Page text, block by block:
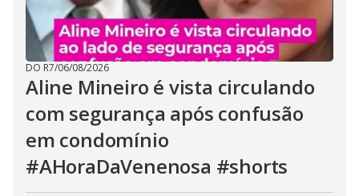
DO R7/06/08/2026
Aline Mineiro é vista circulando
com segurança após confusão
em condomínio
#AHoraDaVenenosa #shorts